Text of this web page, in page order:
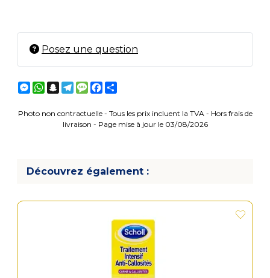
Posez une question
Messenger
WhatsApp
Snapchat
Telegram
MessageFacebook
Photo non contractuelle - Tous les prix incluent la TVA - Hors frais de
livraison - Page mise à jour le 03/08/2026
Découvrez également :